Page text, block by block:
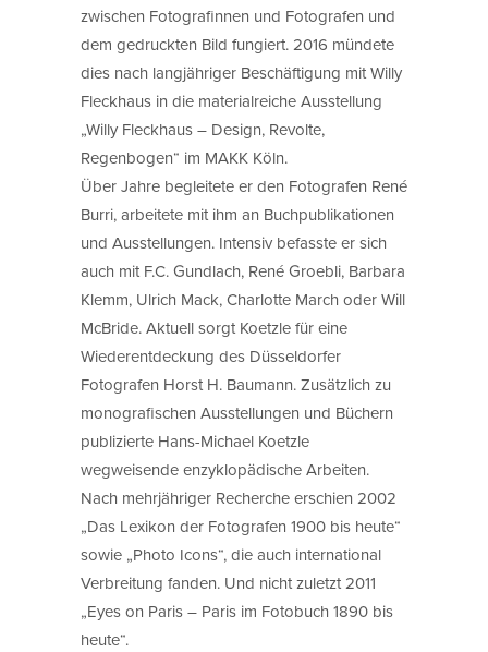
zwischen Fotografinnen und Fotografen und
dem gedruckten Bild fungiert. 2016 mündete
dies nach langjähriger Beschäftigung mit Willy
Fleckhaus in die materialreiche Ausstellung
„Willy Fleckhaus – Design, Revolte,
Regenbogen“ im MAKK Köln.
Über Jahre begleitete er den Fotografen René
Burri, arbeitete mit ihm an Buchpublikationen
und Ausstellungen. Intensiv befasste er sich
auch mit F.C. Gundlach, René Groebli, Barbara
Klemm, Ulrich Mack, Charlotte March oder Will
McBride. Aktuell sorgt Koetzle für eine
Wiederentdeckung des Düsseldorfer
Fotografen Horst H. Baumann. Zusätzlich zu
monografischen Ausstellungen und Büchern
publizierte Hans-Michael Koetzle
wegweisende enzyklopädische Arbeiten.
Nach mehrjähriger Recherche erschien 2002
„Das Lexikon der Fotografen 1900 bis heute“
sowie „Photo Icons“, die auch international
Verbreitung fanden. Und nicht zuletzt 2011
„Eyes on Paris – Paris im Fotobuch 1890 bis
heute“.